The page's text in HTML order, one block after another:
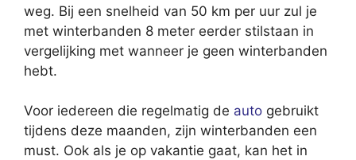
weg. Bij een snelheid van 50 km per uur zul je
met winterbanden 8 meter eerder stilstaan in
vergelijking met wanneer je geen winterbanden
hebt.
Voor iedereen die regelmatig de auto gebruikt
tijdens deze maanden, zijn winterbanden een
must. Ook als je op vakantie gaat, kan het in